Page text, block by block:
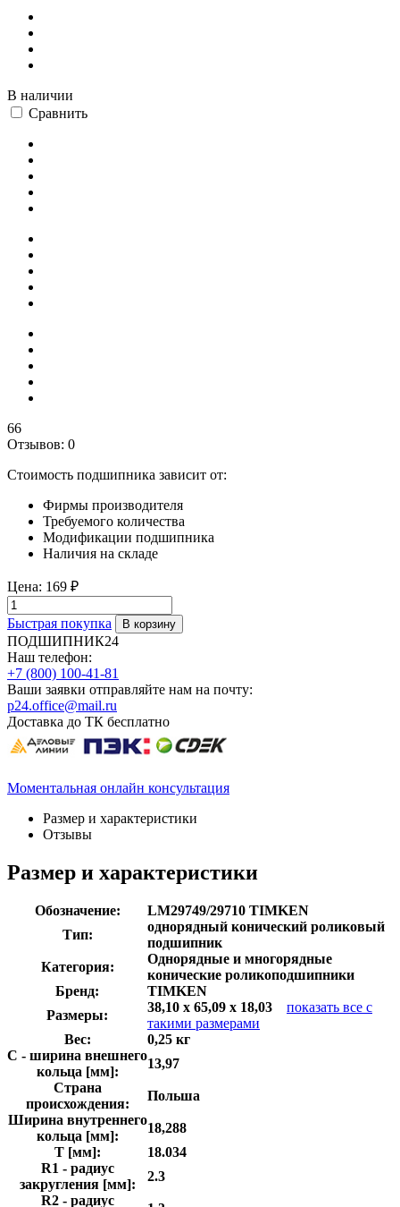
В наличии
Сравнить
66
Отзывов: 0
Стоимость подшипника зависит от:
Фирмы производителя
Требуемого количества
Модификации подшипника
Наличия на складе
Цена: 169 ₽
Быстрая покупка
ПОДШИПНИК24
Наш телефон:
+7 (800) 100-41-81
Ваши заявки отправляйте нам на почту:
p24.office@mail.ru
Доставка до ТК бесплатно
Моментальная онлайн консультация
Размер и характеристики
Отзывы
Размер и характеристики
Обозначение:
LM29749/29710 TIMKEN
Тип:
однорядный конический роликовый
подшипник
Категория:
Однорядные и многорядные
конические роликоподшипники
Бренд:
TIMKEN
Размеры:
38,10 x 65,09 x 18,03
показать все с
такими размерами
Вес:
0,25 кг
C - ширина внешнего
кольца [мм]:
13,97
Страна
происхождения:
Польша
Ширина внутреннего
кольца [мм]:
18,288
T [мм]:
18.034
R1 - радиус
закругления [мм]:
2.3
R2 - радиус